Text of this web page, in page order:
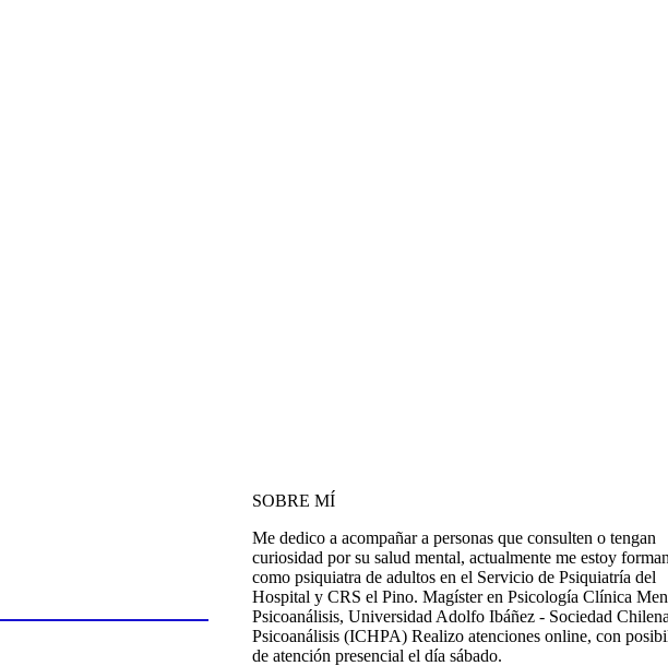
SOBRE MÍ
Me dedico a acompañar a personas que consulten o tengan
curiosidad por su salud mental, actualmente me estoy
como psiquiatra de adultos en el Servicio de Psiquiatría del
Hospital y CRS el Pino. Magíster en Psicología Clínica
Psicoanálisis, Universidad Adolfo Ibáñez - Sociedad
Psicoanálisis (ICHPA) Realizo atenciones online, con
de atención presencial el día sábado.